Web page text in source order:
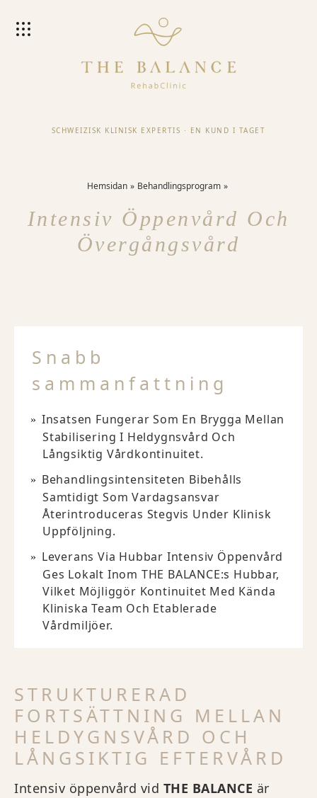
SCHWEIZISK KLINISK EXPERTIS · EN KUND I TAGET
Hemsidan Behandlingsprogram
Intensiv Öppenvård Och
Övergångsvård
Snabb
sammanfattning
Insatsen Fungerar Som En Brygga Mellan
Stabilisering I Heldygnsvård Och
Långsiktig Vårdkontinuitet.
Behandlingsintensiteten Bibehålls
Samtidigt Som Vardagsansvar
Återintroduceras Stegvis Under Klinisk
Uppföljning.
Leverans Via Hubbar Intensiv Öppenvård
Ges Lokalt Inom THE BALANCE:s Hubbar,
Vilket Möjliggör Kontinuitet Med Kända
Kliniska Team Och Etablerade
Vårdmiljöer.
STRUKTURERAD
FORTSÄTTNING MELLAN
HELDYGNSVÅRD OCH
LÅNGSIKTIG EFTERVÅRD
Intensiv öppenvård vid THE BALANCE är